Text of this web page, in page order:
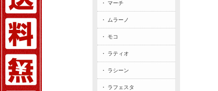
・ マーチ
・ ムラーノ
・ モコ
・ ラティオ
・ ラシーン
・ ラフェスタ